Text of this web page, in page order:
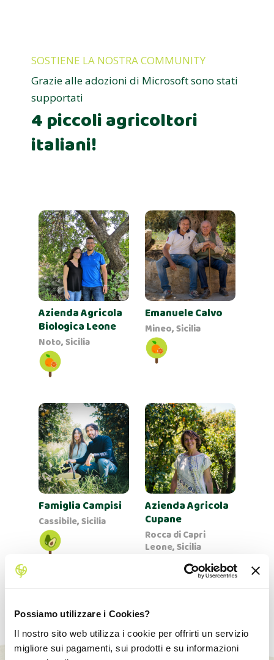
Possiamo utilizzare i Cookies?
Il nostro sito web utilizza i cookie per offrirti un servizio
migliore sui pagamenti, sui prodotti e su informazioni
SOSTIENE LA NOSTRA COMMUNITY
Grazie alle adozioni di Microsoft sono stati
supportati
4 piccoli agricoltori
italiani!
Azienda Agricola
Biologica Leone
Noto, Sicilia
Emanuele Calvo
Mineo, Sicilia
Famiglia Campisi
Cassibile, Sicilia
Azienda Agricola
Cupane
Rocca di Capri
Leone, Sicilia